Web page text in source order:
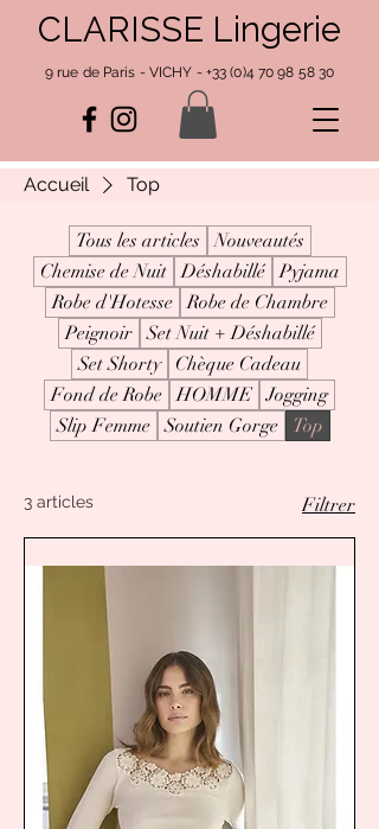
CLARISSE Lingerie
9 rue de Paris - VICHY - +33 (0)4 70 98 58 30
Accueil Top
Tous les articles
Nouveautés
Chemise de Nuit Déshabillé Pyjama
Robe d'Hotesse Robe de Chambre
Peignoir Set Nuit + Déshabillé
Set Shorty
Chèque Cadeau
Fond de Robe HOMME Jogging
Slip Femme Soutien Gorge Top
3 articles Filtrer